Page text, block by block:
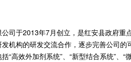
司于2013年7月创立，是红安县政府
机构的研发交流合作，逐步完善公司的
“高效外加剂系统”、“新型结合系统”、